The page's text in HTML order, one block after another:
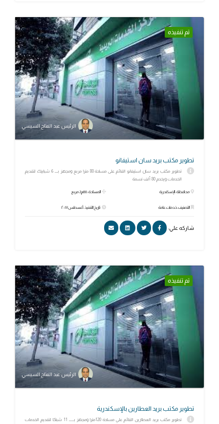
تم تنفيذه
الرئيس عبد الفتاح السيسي
تطوير مكتب بريد سان استيفانو
تطوير مكتب بريد سان استيفانو القائم على مساحة 80 مترا مربع ومجهز بـــ 6 شبابيك لتقديم
الخدمات ويخدم 80 ألف نسمة
محافظة: الإسكندرية
التصنيف: خدمات عامة
المساحة: 80م2 مربع
تاريخ التنفيذ: أغسطس ٢٠١٧
شاركه علي:
تم تنفيذه
الرئيس عبد الفتاح السيسي
تطوير مكتب بريد العطارين بالإسكندرية
تطوير مكتب بريد العطارين القائم علي مساحة 120مترا ومجهز بـــــ 11 شباكا لتقديم الخدمات